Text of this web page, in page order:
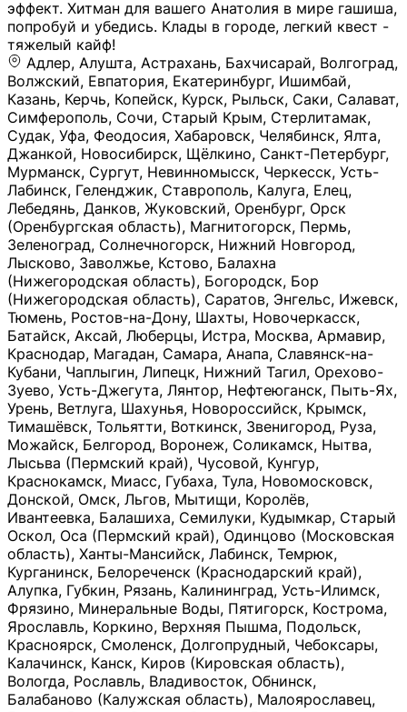
эффект. Хитман для вашего Анатолия в мире гашиша,
попробуй и убедись. Клады в городе, легкий квест -
тяжелый кайф!
Адлер, Алушта, Астрахань, Бахчисарай, Волгоград, Волжский, Евпатория, Екатеринбург, Ишимбай, Казань, Керчь, Копейск, Курск, Рыльск, Саки, Салават, Симферополь, Сочи, Старый Крым, Стерлитамак, Судак, Уфа, Феодосия, Хабаровск, Челябинск, Ялта, Джанкой, Новосибирск, Щёлкино, Санкт-Петербург, Мурманск, Сургут, Невинномысск, Черкесск, Усть-Лабинск, Геленджик, Ставрополь, Калуга, Елец, Лебедянь, Данков, Жуковский, Оренбург, Орск (Оренбургская область), Магнитогорск, Пермь, Зеленоград, Солнечногорск, Нижний Новгород, Лысково, Заволжье, Кстово, Балахна (Нижегородская область), Богородск, Бор (Нижегородская область), Саратов, Энгельс, Ижевск, Тюмень, Ростов-на-Дону, Шахты, Новочеркасск, Батайск, Аксай, Люберцы, Истра, Москва, Армавир, Краснодар, Магадан, Самара, Анапа, Славянск-на-Кубани, Чаплыгин, Липецк, Нижний Тагил, Орехово-Зуево, Усть-Джегута, Лянтор, Нефтеюганск, Пыть-Ях, Урень, Ветлуга, Шахунья, Новороссийск, Крымск, Тимашёвск, Тольятти, Воткинск, Звенигород, Руза, Можайск, Белгород, Воронеж, Соликамск, Нытва, Лысьва (Пермский край), Чусовой, Кунгур, Краснокамск, Миасс, Губаха, Тула, Новомосковск, Донской, Омск, Льгов, Мытищи, Королёв, Ивантеевка, Балашиха, Семилуки, Кудымкар, Старый Оскол, Оса (Пермский край), Одинцово (Московская область), Ханты-Мансийск, Лабинск, Темрюк, Курганинск, Белореченск (Краснодарский край), Алупкa, Губкин, Рязань, Калининград, Усть-Илимск, Фрязино, Минеральные Воды, Пятигорск, Кострома, Ярославль, Коркино, Верхняя Пышма, Подольск, Красноярск, Смоленск, Долгопрудный, Чебоксары, Калачинск, Канск, Киров (Кировская область), Вологда, Рославль, Владивосток, Обнинск, Балабаново (Калужская область), Малоярославец, Брянск, Видное, Ярцево, Вязьма, Гагарин, Приволжск, Фурманов, Чайковский, Кинешма, Горячий Ключ, Улан-Удэ, Туймазы, Дюртюли, Альметьевск, Нефтекамск, Хадыженск, Апшеронск, Майкоп, Уссурийск, Ульяновск, Гатчина, Луга (Ленинградская область), Надым, Ногинск, Электросталь, Железнодорожный (Московская область), Бутурлиновка, Кириллов, Краснознаменск (Калиниградская область), Мышкин, Томмот, Холм, Абакан, Абдулино, Агидель, Агрыз, Адыгейск, Азнакаево, Алатырь, Алдан, Алейск, Александров, Александровск, Алексеевка (Белгородская обл.), Алексин, Амурск, Анадырь, Ангарск, Андреаполь, Анжеро-Судженск, Анива, Апатиты, Арамиль, Ардон, Арзамас, Аркадак, Арсеньев, Артём, Артёмовский, Архангельск, Асбест, Асино, Аткарск, Ахтубинск, Аша, Бабаево (Вологодская область), Бавлы (Республика Татарстан), Байкальск, Бакал, Баксан, Балаклава, Балаково (Саратовская область), Балашов (Саратовская область), Балтийск, Барабинск, Барнаул, Барыш (Ульяновская область), Бежецк, Белая Калитва (Ростовская область), Белебей, Белогорск (Крым), Белозерск, Белокуриха, Беломорск, Белоозёрский (Московская область), Белорецк (Республика Башкортостан), Кызыл, Белоярский (Ханты-Мансийский АО), Бердск, Березники (Пермский край), Берёзовский (Кемеровская область), Берёзовский (Свердловская область), Беслан, Бийск, Бикин, Билибино, Биробиджан, Благовещенск (Амурская область), Благовещенск (Башкортостан), Бобров, Богородицк, Боготол, Богучар, Бокситогорск (Ленинградская область), Бологое (Тверская область), Болхов, Большой Камень (Приморский край), Борисоглебск (Воронежская область), Боровичи (Новгородская область), Боровск, Бородино, Братск, Бронницы (Московская область), Бугульма (Республика Татарстан), Бугуруслан (Оренбургская область), Буинск, Буй, Буйнакск, Валдай, Валуйки, Велиж, Великие Луки, Великий Новгород, Великий Устюг, Вельск, Венёв, Верещагино, Верхнеуральск, Верхний Уфалей, Верхняя Салда, Верхняя Тура, Весьегонск, Вилючинск, Вихоревка, Вичуга, Владикавказ, Волгодонск, Волгореченск, Володарск, Волосово, Волчанск, Вольск, Воркута, Ворсма, Всеволожск (Ленинградская область), Вуктыл, Выкса, Высоковск, Высоцк, Вытегра, Вышний Волочёк, Вяземский, Вязники, Вятские Поляны, Нея, Шилка, Гаврилов Посад, Гаврилов-Ям, Гай, Галич, Гдов, Голицыно, Горно-Алтайск, Горнозаводск, Горняк, Городец, Гороховец, Гремячинск, Грозный, Грязи, Грязовец, Губкинский, Гуково, Гулькевичи, Гурьевск (Калининградская область), Гурьевск (Кемеровская область), Гусев, Гусь-Хрустальный, Давлеканово, Далматово, Дальнегорск, Дегтярск, Дедовск, Демидов, Дербент, Десногорск, Дзержинск, Дзержинский (Московская область), Дивногорск, Димитровград, Дмитровск, Дно, Добрянка, Долинск, Домодедово, Донецк (ДНР), Дорогобуж, Дрезна, Дубна, Дудинка, Духовщина, Дятьково, Егорьевск, Елабуга, Елизово, Ельня (Будет изменено название), Емва, Енисейск, Ермолино, Ершов, Ессентуки, Ефремов, Железноводск, Железногорск (Красноярский край), Железногорск (Курская область), Железногорск-Илимский, Жигулёвск, Жиздра, Жирновск, Жуков, Жуковка, Заводоуковск, Заволжск, Задонск, Заинск, Заозёрный, Заозёрск, Западная Двина, Заполярный, Зарайск, Заречный (Пензенская область), Заречный (Свердловская область), Заринск, Звенигово, Зверево, Зеленогорск ( Ленинградская обл. ), Зеленоградск, Зеленодольск, Зеленокумск, Зерноград, Зима, Змеиногорск, Зубцов, Ивангород, Иваново, Ивдель, Избербаш, Изобильный, Иланский, Инза, Инкерман, Инта, Ипатово, Искитим, Йошкар-Ола, Кадников, Калач, Калач-на-Дону, Калининск, Калтан, Калязин, Камбарка, Каменка (Пензенская область), Каменногорск (Ленинградская область), Каменск-Уральский, Каменск-Шахтинский, Камень-на-Оби, Камешково, Камышин, Канаш, Кандалакша, Карабаново, Карабаш, Карачаевск, Каргат, Каргополь, Карпинск, Карталы, Касимов, Касли, Каспийск, Катав-Ивановск, Катайск, Качканар, Кашин, Кашира, Кемерово, Кемь, Кизел, Кизилюрт, Кизляр, Кимовск, Кимры, Кингисепп, Кинель, Киреевск, Киренск, Киржач, Кириши, Кирово-Чепецк, Кировск (Ленинградская область), Кировск (Мурманская область), Кирсанов, Киселёвск, Кисловодск, Климовск, Клинцы, Княгинино, Ковдор, Ковров, Когалым, Козельск, Козьмодемьянск, Кола, Кологрив, Колпашево, Колпино, Кольчугино, Комсомольск, Комсомольск-на-Амуре, Конаково, Кондопога, Кондрово, Константиновск, Кораблино, Кореновск, Корсаков, Коряжма, Костерёво, Костомукша, Котельники, Котельниково, Котельнич, Котлас, Котовск, Кохма, Красноармейск (Московская область), Краснозаводск, Краснознаменск (Московская область), Краснокаменск, Краснослободск (Волгоградская область), Краснотурьинск, Красноуральск, Красный Сулин, Кремёнки, Кропоткин, Кубинка, Кувшиново (Тверская область), Кудрово, Кулебаки, Кумертау, Курлово, Куровское, Куртамыш, Курчатов, Куса, Кушва, Кыштым, Лабытнанги, Лагань, Лаишево (Республика Татарстан), Лакинск, Лангепас, Лахденпохья, Ленинск-Кузнецкий, Ленск (Республика Саха), Лермонтов (Ставропольский край), Лесозаводск (Приморский край), Лесосибирск, Ливны (Орловская область), Ликино-Дулёво, Липки (Тульская область), Лиски (Воронежская область), Лихославль, Лодейное Поле, Ломоносов (Санкт-Петербург), Лосино-Петровский, Лукоянов, Луховицы, Лыткарино, Любань (Ленинградская область), Любим, Людиново, Магас, Майский, Макаров, Малая Вишера, Малгобек, Мамадыш, Мамоново, Мантурово, Маркс, Махачкала, Мглин, Мегион, Медвежьегорск, Медногорск, Медынь, Меленки, Мелеуз, Менделеевск, Мещовск, Микунь, Миллерово, Минусинск, Миньяр, Мирный (Архангельская область), Мирный (Якутия), Михайловка (Город), Михайловск (Свердловская область), Михайловск (Ставропольский край), Могоча, Можга, Моздок, Мончегорск, Морозовск, Моршанск, Мосальск, Муравленко, Мурино, Муром, Мценск, Мыски, Набережные Челны, Навашино (Нижегородская область), Назарово (Красноярский край), Назрань, Нальчик, Наро-Фоминск, Нарткала, Нарьян-Мар, Находка, Невель (Псковская область), Невельск, Невьянск, Нелидово (Тверская область), Неман, Нерехта (Костромская область), Нерюнгри, Нестеров, Нефтегорск (Самарская область), Нефтекумск, Нижневартовск, Нижнекамск (Республика Татарстан), Нижнеудинск, Нижние Серги, Нижний Ломов, Нижняя Тура, Николаевск-на-Амуре, Никольск (Вологодская область), Никольск (Пензенская область), Новая Ладога, Новая Ляля, Новоалександровск, Новоалтайск, Нововоронеж, Новодвинск, Новозыбков, Новокубанск, Новокуйбышевск, Новомичуринск, Новопавловск, Новоржев, Новосокольники, Новотроицк, Новоульяновск, Новоуральск, Новохопёрск, Новочебоксарск, Новошахтинск, Новый Оскол, Новый Уренгой, Норильск, Нурлат, Нягань, Нязепетровск, Няндома, Облучье, Обоянь, Озёрск (Калининградская область), Озёрск (Челябинская область), Озёры, Октябрьск (Самарская область), Октябрьский (Башкортостан), Окуловка (Новгородская область), Оленегорск, Олонец, Онега, Опочка, Осинники, Осташков, Остров, Острогожск, Отрадный, Оха, Павлово, Павловск (Воронежская область), Павловск (Санкт-Петербург), Павловский Посад, Партизанск, Певек, Пенза, Первоуральск, Перевоз, Пересвет, Переславль-Залесский, Пестово (Новгородская область), Петрозаводск, Петропавловск-Камчатский, Печоры, Пикалёво, Пионерский, Питкяранта, Плавск, Плёс, Подпорожье, Покачи, Покров, Покровск, Полесск, Полысаево, Полярные Зори, Полярный, Поронайск, Порхов, Похвистнево, Почеп, Починок, Пошехонье, Правдинск, Приморск (Калининградская область), Приморско-Ахтарск, Приозерск, Прокопьевск, Протвино, Прохладный, Пугачёв, Пудож, Пустошка, Пушкино, Пущино, Пыталово, Радужный (Владимирская область), Радужный (Ханты-Мансийский АО), Райчихинск, Раменское, Рассказово, Ревда, Реж, Реутов, Родники, Россошь, Ростов (Ярославская обл.), Рошаль, Ртищево, Рубцовск, Рузаевка, Рыбинск, Рыбное, Ряжск, Салехард, Сальск, Саранск, Сарапул, Саров, Сасово, Сатка, Сафоново, Саяногорск, Саянск, Светлогорск, Светлоград, Светлый, Светогорск (Ленинградская область), Свободный, Себеж, Северобайкальск, Северодвинск, Североуральск, Сегежа, Семикаракорск, Сенгилей, Серафимович, Сергач, Сергиев Посад, Сердобск, Сертолово (Ленинградская область), Сестрорецк (Ленинградская область), Сибай, Скопин, Славгород, Сланцы, Слободской, Слюдянка, Собинка, Советск (Кировская область), Советск (Калининградская область), Советск (Тульская область), Советская Гавань, Советский (Ханты-Мансийский АО), Сокол (Вологодская область), Солигалич, Соль-Илецк, Сольцы, Сортавала, Сосенский, Сосновоборск, Сосновый Бор (Ленинградская область), Сосногорск, Спас-Клепики, Спасск-Рязанский, С